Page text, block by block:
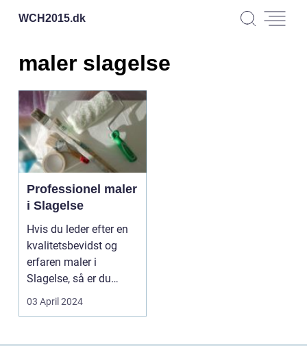
WCH2015.dk
maler slagelse
Professionel maler
i Slagelse
Hvis du leder efter en
kvalitetsbevidst og
erfaren maler i
Slagelse, så er du
landet på det rette st...
03 April 2024